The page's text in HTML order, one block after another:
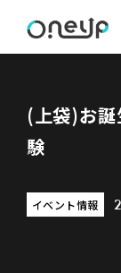
(上袋)お
験
イベント情報